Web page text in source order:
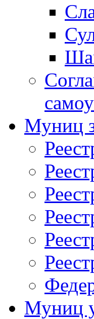
Муниц
Муниц